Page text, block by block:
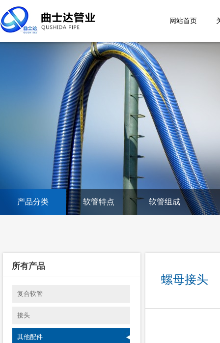
网站首页
产品分类 软管特点 软管组成
所有产品
复合软管
接头
其他配件
螺母接头